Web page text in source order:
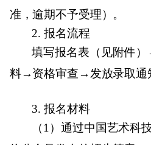
准，逾期不予受理）。
2.报名流程
填写报名表（见附件）
料→资格审查→ 发放录取通
3.报名材料
（1 ）通过中国艺术科